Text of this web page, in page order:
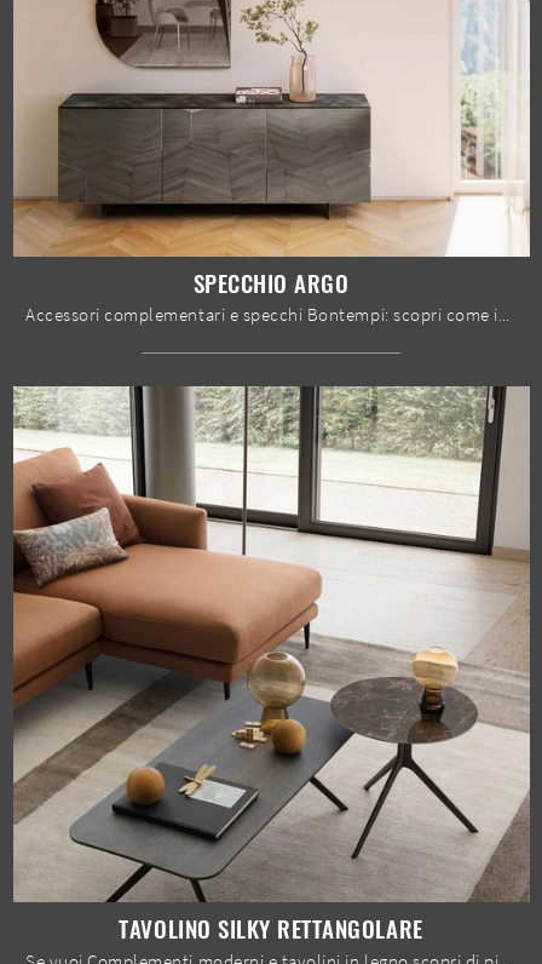
SPECCHIO ARGO
Accessori complementari e specchi Bontempi: scopri come impreziosire i tuoi spazi design con il modello Specchio Argo.
TAVOLINO SILKY RETTANGOLARE